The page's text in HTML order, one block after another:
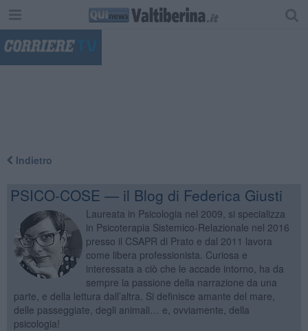
Indietro
PSICO-COSE — il Blog di Federica Giusti
Laureata in Psicologia nel 2009, si specializza
in Psicoterapia Sistemico-Relazionale nel 2016
presso il CSAPR di Prato e dal 2011 lavora
come libera professionista. Curiosa e
interessata a ciò che le accade intorno, ha da
sempre la passione della narrazione da una
parte, e della lettura dall’altra. Si definisce amante del mare,
delle passeggiate, degli animali… e, ovviamente, della
psicologia!